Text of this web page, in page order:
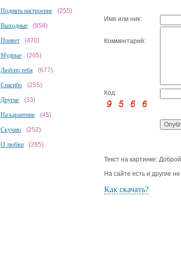
Поднять настроение (255)
Выходные (858)
Привет (470)
Мудрые (265)
Люблю тебя (677)
Спасибо (255)
Другие (33)
На карантине (45)
Скучаю (252)
О любви (265)
Имя или ник:
Комментарий:
Код:
Текст на картинке:
На сайте есть и другие
Как скачать?